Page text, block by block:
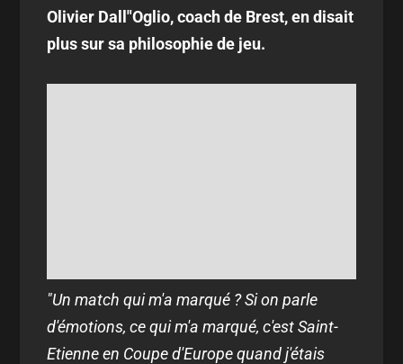
Olivier Dall"Oglio, coach de Brest, en disait
plus sur sa philosophie de jeu.
"Un match qui m'a marqué ? Si on parle
d'émotions, ce qui m'a marqué, c'est Saint-
Etienne en Coupe d'Europe quand j'étais